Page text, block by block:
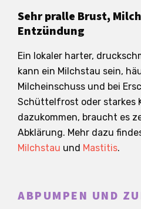
Sehr pralle Brust,
Entzündung
Ein lokaler harter,
kann ein Milchstau sein,
Milcheinschuss und bei
Schüttelfrost oder starkes
dazukommen, braucht es
Abklärung. Mehr dazu
Milchstau und Mastitis.
ABPUMPEN UND